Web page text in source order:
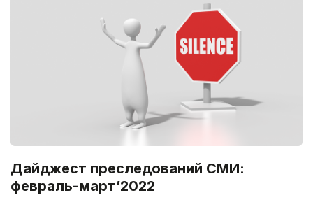
Дайджест преследований СМИ:
февраль-март’2022